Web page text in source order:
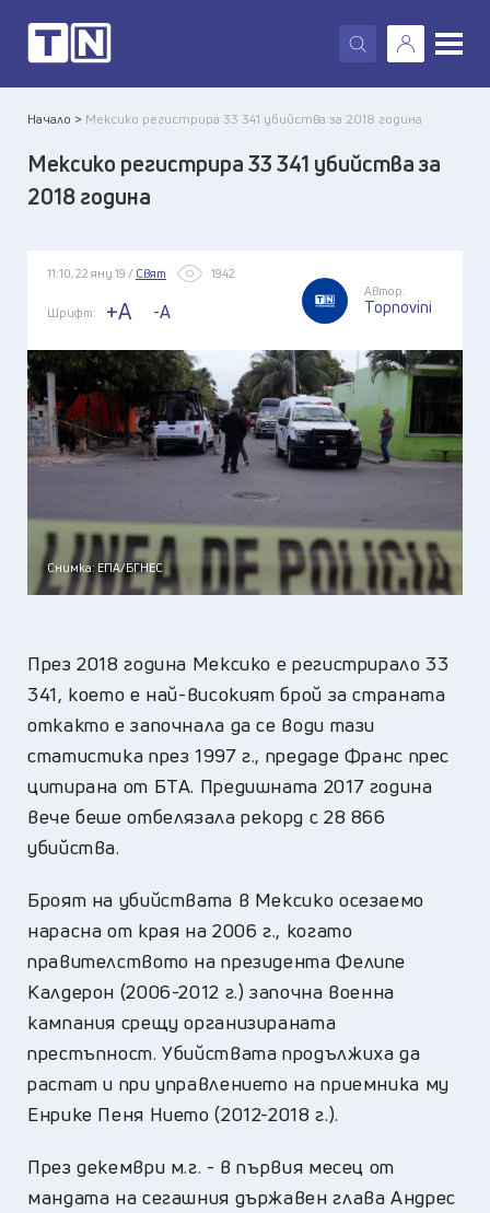
X
Начало > Мексико регистрира 33 341 убийства за 2018 година
Мексико регистрира 33 341 убийства за
2018 година
11:10, 22 яну 19 / Свят 1942
Шрифт: +A -A
Автор:
Topnovini
Снимка: ЕПА/БГНЕС
През 2018 година Мексико е регистрирало 33
341, което е най-високият брой за страната
откакто е започнала да се води тази
статистика през 1997 г., предаде Франс прес
цитирана от БТА. Предишната 2017 година
вече беше отбелязала рекорд с 28 866
убийства.
Броят на убийствата в Мексико осезаемо
нарасна от края на 2006 г., когато
правителството на президента Фелипе
Калдерон (2006-2012 г.) започна военна
кампания срещу организираната
престъпност. Убийствата продължиха да
растат и при управлението на приемника му
Енрике Пеня Нието (2012-2018 г.).
През декември м.г. - в първия месец от
мандата на сегашния държавен глава Андрес